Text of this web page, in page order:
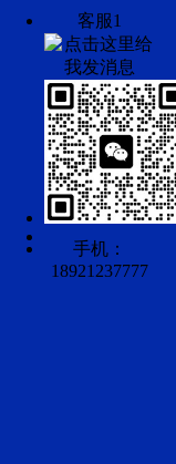
客服1
手机：
18921237777